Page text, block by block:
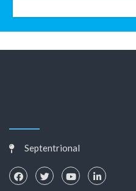
Septentrional